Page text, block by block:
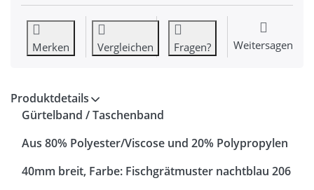
Merken Vergleichen Fragen? Weitersagen
Produktdetails
Gürtelband / Taschenband
Aus 80% Polyester/Viscose und 20% Polypropylen
40mm breit, Farbe: Fischgrätmuster nachtblau 206